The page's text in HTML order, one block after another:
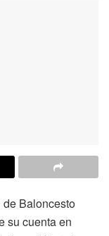
Baloncesto
su cuenta en